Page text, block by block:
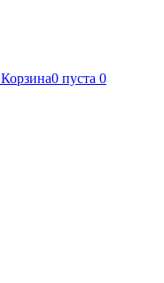
Корзина0 пуста 0